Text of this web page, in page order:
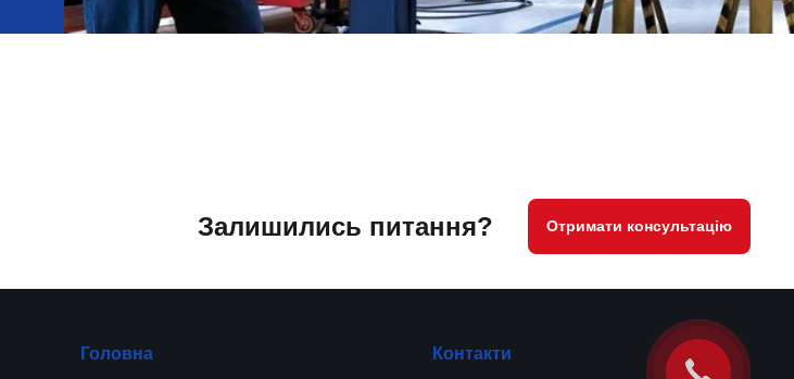
Залишились питання? Отримати консультацію
Головна Контакти